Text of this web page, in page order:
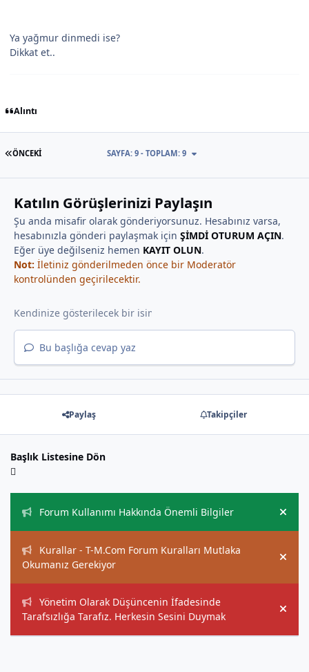
Ya yağmur dinmedi ise?
Dikkat et..
Alıntı
İLK SAYFA
ÖNCEKI SAYFA: 9 - TOPLAM: 9
Katılın Görüşlerinizi Paylaşın
Şu anda misafir olarak gönderiyorsunuz. Hesabınız varsa,
hesabınızla gönderi paylaşmak için ŞİMDİ OTURUM AÇIN.
Eğer üye değilseniz hemen KAYIT OLUN.
Not: İletiniz gönderilmeden önce bir Moderatör
kontrolünden geçirilecektir.
Bu başlığa cevap yaz
Paylaş Takipçiler
Başlık Listesine Dön
Forum Kullanımı Hakkında Önemli Bilgiler
Hide
Kurallar - T-M.Com Forum Kuralları Mutlaka
Okumanız Gerekiyor
Hide
Yönetim Olarak Düşüncenin İfadesinde
Tarafsızlığa Tarafız. Herkesin Sesini Duymak
Hide